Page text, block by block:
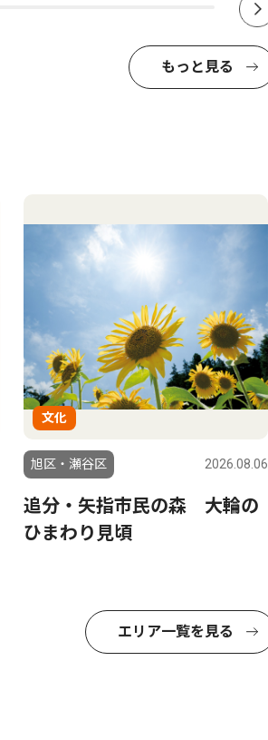
もっと見る
文化
旭区・瀬谷区 2026.08.06
追分・矢指市民の森 大輪の
ひまわり見頃
エリア一覧を見る